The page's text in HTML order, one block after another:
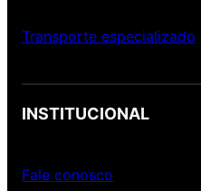
Transporte especializado
INSTITUCIONAL
Fale conosco